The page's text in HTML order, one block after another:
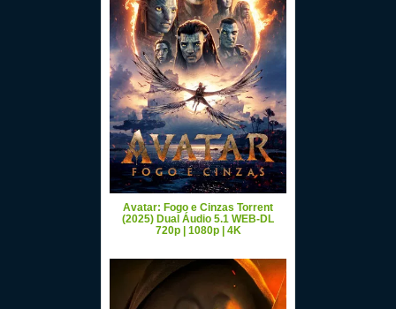
Avatar: Fogo e Cinzas Torrent
(2025) Dual Áudio 5.1 WEB-DL
720p | 1080p | 4K